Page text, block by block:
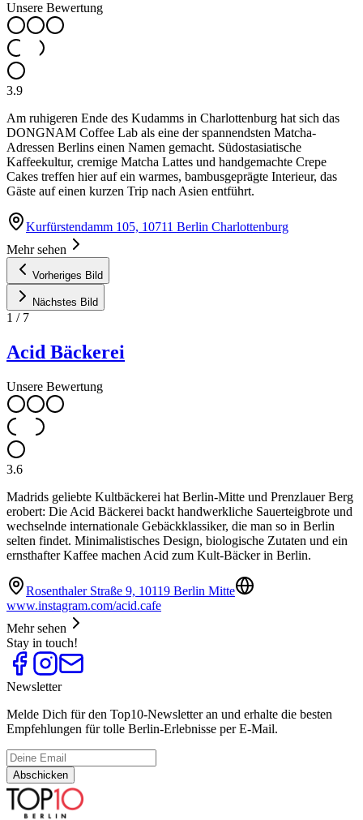
Unsere Bewertung
3.9
Am ruhigeren Ende des Kudamms in Charlottenburg hat sich das
DONGNAM Coffee Lab als eine der spannendsten Matcha-
Adressen Berlins einen Namen gemacht. Südostasiatische
Kaffeekultur, cremige Matcha Lattes und handgemachte Crepe
Cakes treffen hier auf ein warmes, bambusgeprägte Interieur, das
Gäste auf einen kurzen Trip nach Asien entführt.
Kurfürstendamm 105, 10711 Berlin Charlottenburg
Mehr sehen
Vorheriges Bild
Nächstes Bild
1 / 7
Acid Bäckerei
Unsere Bewertung
3.6
Madrids geliebte Kultbäckerei hat Berlin-Mitte und Prenzlauer Berg
erobert: Die Acid Bäckerei backt handwerkliche Sauerteigbrote und
wechselnde internationale Gebäckklassiker, die man so in Berlin
selten findet. Minimalistisches Design, biologische Zutaten und ein
ernsthafter Kaffee machen Acid zum Kult-Bäcker in Berlin.
Rosenthaler Straße 9, 10119 Berlin Mitte
www.instagram.com/acid.cafe
Mehr sehen
Stay in touch!
Newsletter
Melde Dich für den Top10-Newsletter an und erhalte die besten
Empfehlungen für tolle Berlin-Erlebnisse per E-Mail.
Abschicken